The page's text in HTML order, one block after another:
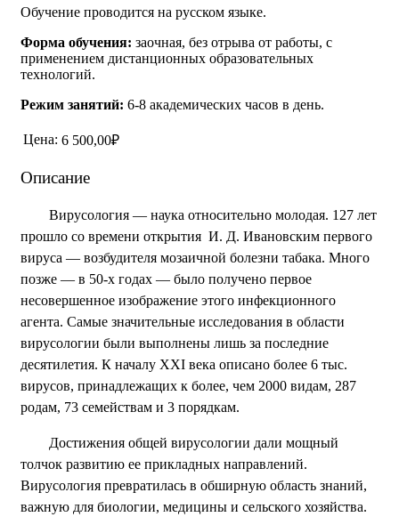
Обучение проводится на русском языке.
Форма обучения: заочная, без отрыва от работы, с
применением дистанционных образовательных
технологий.
Режим занятий: 6-8 академических часов в день.
Цена: 6 500,00₽
Описание
Вирусология — наука относительно молодая. 127 лет
прошло со времени открытия И. Д. Ивановским первого
вируса — возбудителя мозаичной болезни табака. Много
позже — в 50-х годах — было получено первое
несовершенное изображение этого инфекционного
агента. Самые значительные исследования в области
вирусологии были выполнены лишь за последние
десятилетия. К началу XXI века описано более 6 тыс.
вирусов, принадлежащих к более, чем 2000 видам, 287
родам, 73 семействам и 3 порядкам.
Достижения общей вирусологии дали мощный
толчок развитию ее прикладных направлений.
Вирусология превратилась в обширную область знаний,
важную для биологии, медицины и сельского хозяйства.